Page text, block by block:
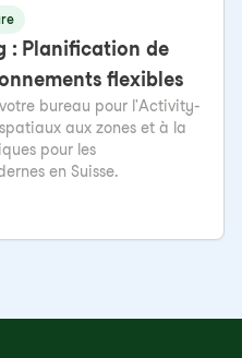
: Planification de
flexibles
bureau pour l'Activity-
aux zones et à la
pour les
en Suisse.